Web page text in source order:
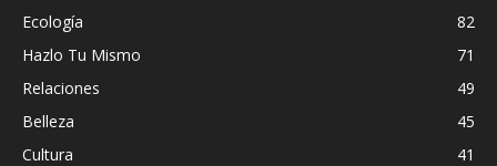
Ecología
82
Hazlo Tu Mismo
71
Relaciones
49
Belleza
45
Cultura
41